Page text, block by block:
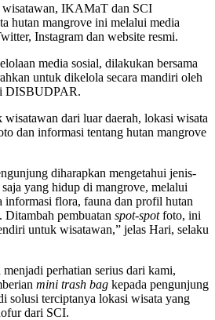
wisatawan, IKAMaT dan SCI
hutan mangrove ini melalui media
Instagram dan website resmi.
media sosial, dilakukan bersama
untuk dikelola secara mandiri oleh
DISBUDPAR.
dari luar daerah, lokasi wisata
dan informasi tentang hutan mangrove
diharapkan mengetahui jenis-
yang hidup di mangrove, melalui
informasi flora, fauna dan profil hutan
pembuatan spot-spotfoto, ini
untuk wisatawan,” jelas Hari, selaku
menjadi perhatian serius dari kami,
mini trash bag kepada pengunjung
solusi terciptanya lokasi wisata yang
dari SCI.